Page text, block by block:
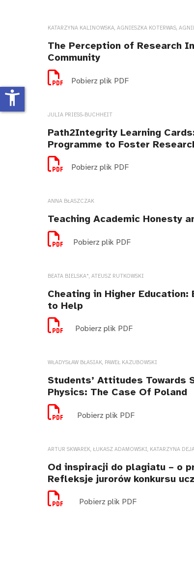
KATARZYNA KALINOWSKA, AGNIESZKA KOTERWAS,
The Perception of Research
Community
Pobierz plik PDF
JULIA PRIESS-BUCHHEIT
Path2Integrity Learning
Programme to Foster
Pobierz plik PDF
ANNA BŁASZCZAK
Teaching Academic Honesty
Pobierz plik PDF
BEATA BIELSKA*, ATEUSZ RUTKOWSKI
Cheating in Higher
to Help
Pobierz plik PDF
WŁADYSŁAW BŁASIAK, PAWEŁ KAZUBOWSKI
Students’ Attitudes Towards
Physics: The Case Of Poland
Pobierz plik PDF
ARTUR SKWAREK, ŁUKASZ ADAMOWSKI, KATARZYNA DEJA
Od inspiracji do plagiatu – o
Refleksje jurorów konkursu
Pobierz plik PDF
accessibility_new